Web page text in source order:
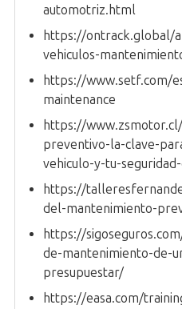
automotriz.html
https://ontrack.global/
vehiculos-
https://www.setf.com/
maintenance
https://
preventivo-la-clave-
vehiculo-y-tu-
https://
del-mantenimiento-
https://
de-mantenimiento-de-
presupuestar/
https://easa.com/